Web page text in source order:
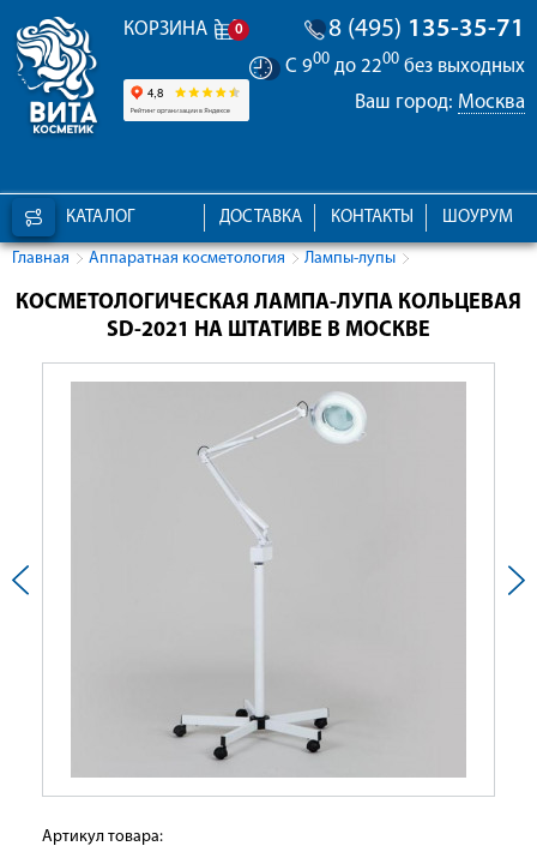
КОРЗИНА 0 8 (495) 135-35-71
С 900 до 2200 без выходных
Ваш город: Москва
КАТАЛОГ ШОУРУМ
КОНТАКТЫ
ДОСТАВКА
Главная Аппаратная косметология Лампы-лупы
КОСМЕТОЛОГИЧЕСКАЯ ЛАМПА-ЛУПА КОЛЬЦЕВАЯ
SD-2021 НА ШТАТИВЕ В МОСКВЕ
Артикул товара: